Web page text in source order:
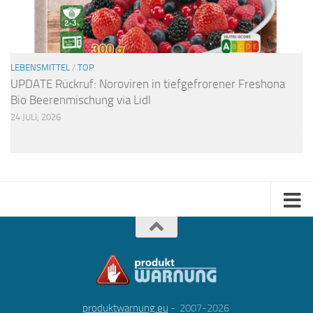
LEBENSMITTEL / TOP
UPDATE Rückruf: Noroviren in tiefgefrorener Freshona
Bio Beerenmischung via Lidl
24 JULI, 2026
produktwarnung.eu - 2007-2026